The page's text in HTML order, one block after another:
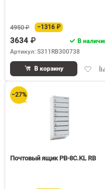
4950 ₽ −1316 ₽
3634 ₽
В
Артикул: S311RB300738
В корзину
−27%
Почтовый ящик PB-8C.KL RB